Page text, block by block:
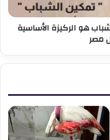
هو الركيزة الأساسية
مصر